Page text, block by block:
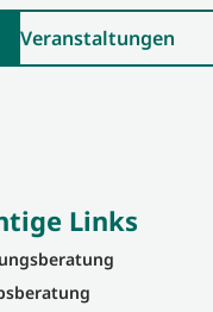
Veranstaltungen
Links